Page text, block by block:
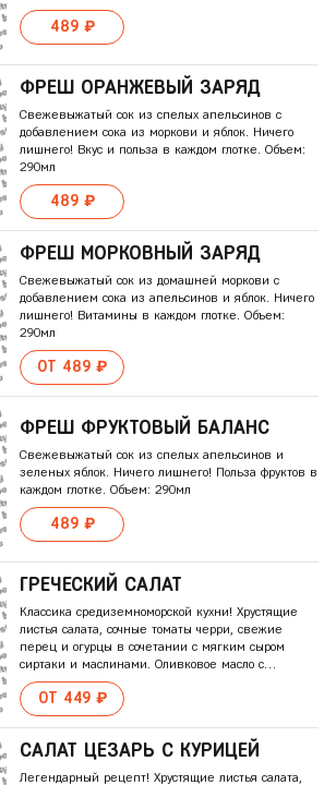
489 ₽
ФРЕШ ОРАНЖЕВЫЙ ЗАРЯД
Свежевыжатый сок из спелых апельсинов с
добавлением сока из моркови и яблок. Ничего
лишнего! Вкус и польза в каждом глотке. Объем:
290мл
489 ₽
ФРЕШ МОРКОВНЫЙ ЗАРЯД
Свежевыжатый сок из домашней моркови с
добавлением сока из апельсинов и яблок. Ничего
лишнего! Витамины в каждом глотке. Объем:
290мл
ОТ 489 ₽
ФРЕШ ФРУКТОВЫЙ БАЛАНС
Свежевыжатый сок из спелых апельсинов и
зеленых яблок. Ничего лишнего! Польза фруктов в
каждом глотке. Объем: 290мл
489 ₽
ГРЕЧЕСКИЙ САЛАТ
Классика средиземноморской кухни! Хрустящие
листья салата, сочные томаты черри, свежие
перец и огурцы в сочетании с мягким сыром
сиртаки и маслинами. Оливковое масло с
бальзамическим уксусом и немного орегано
отлично доплнят палитру вкуса (приобретается
отдельно)!
ОТ 449 ₽
САЛАТ ЦЕЗАРЬ С КУРИЦЕЙ
Легендарный рецепт! Хрустящие листья салата,